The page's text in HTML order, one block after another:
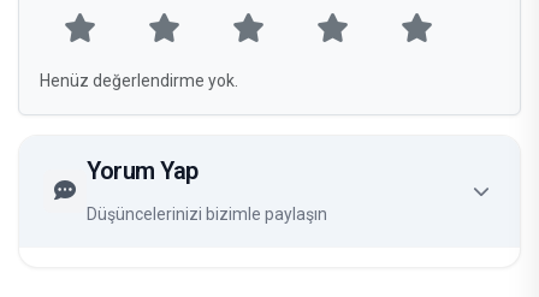
Henüz değerlendirme yok.
Yorum Yap
Düşüncelerinizi bizimle paylaşın